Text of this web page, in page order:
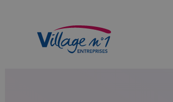
Services aux entreprises et particuliers